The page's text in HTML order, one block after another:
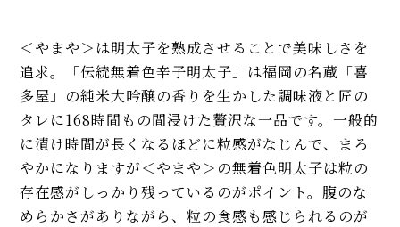
＜やまや＞は明太子を熟成させることで美味しさを
追求。「伝統無着色辛子明太子」は福岡の名蔵「喜
多屋」の純米大吟醸の香りを生かした調味液と匠の
タレに168時間もの間浸けた贅沢な一品です。一般的
に漬け時間が長くなるほどに粒感がなじんで、まろ
やかになりますが＜やまや＞の無着色明太子は粒の
存在感がしっかり残っているのがポイント。腹のな
めらかさがありながら、粒の食感も感じられるのが